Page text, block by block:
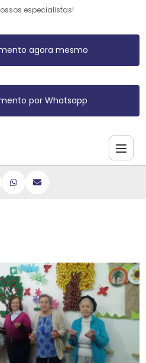
especialistas!
agora mesmo
por Whatsapp